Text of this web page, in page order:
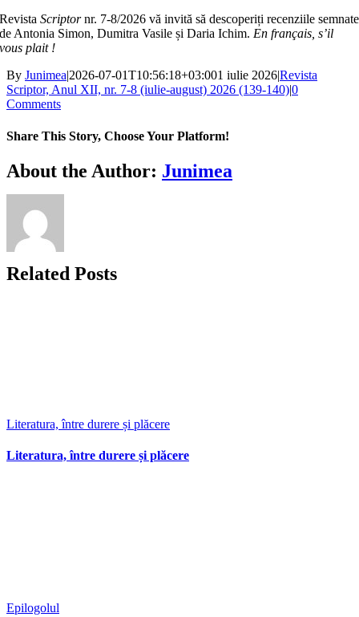
RevistaScriptornr. 7-8/2026 vă invită să descoperiți recenziile semnate
de Antonia Simon, Dumitra Vasile și Daria Ichim.En français, s’il
vous plait !
By Junimea|2026-07-01T10:56:18+03:001 iulie 2026|Revista
Scriptor, Anul XII, nr. 7-8 (iulie-august) 2026 (139-140)|0
Comments
Share This Story, Choose Your Platform!
Facebook
X
Bluesky
Reddit
LinkedIn
WhatsApp
Telegram
Tumblr
Xing
Email
Copy
Link
About the Author: Junimea
Related Posts
Literatura, între durere și plăcere
Literatura, între durere și plăcere
Epilogolul